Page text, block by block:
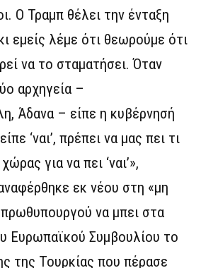
Ο Τραμπ θέλει την ένταξη
εμείς λέμε ότι θεωρούμε ότι
να το σταματήσει. Όταν
αρχηγεία –
Άδανα – είπε η κυβέρνησή
‘ναι’, πρέπει να μας πει τι
για να πει ‘ναι’»,
εκ νέου στη «μη
να μπει στα
Ευρωπαϊκού Συμβουλίου το
της Τουρκίας που πέρασε